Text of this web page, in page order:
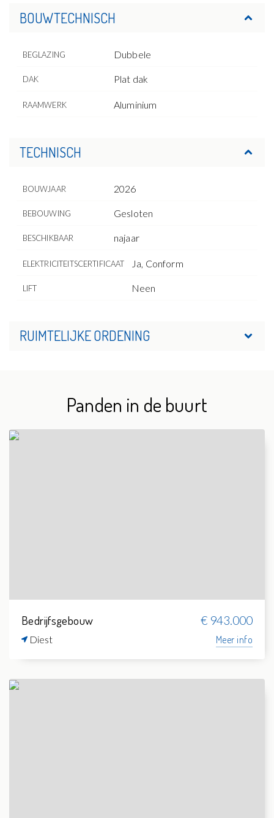
BOUWTECHNISCH
BEGLAZING Dubbele
DAK Plat dak
RAAMWERK Aluminium
TECHNISCH
BOUWJAAR 2026
BEBOUWING Gesloten
BESCHIKBAAR najaar
ELEKTRICITEITSCERTIFICAAT Ja, Conform
LIFT Neen
RUIMTELIJKE ORDENING
Panden in de buurt
Bedrijfsgebouw € 943.000
Diest Meer info